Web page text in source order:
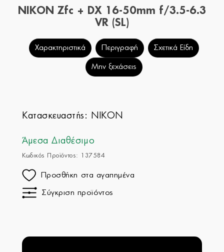
NIKON Zfc + DX 16-50mm f/3.5-6.3
VR (SL)
Χαρακτηριστικά Περιγραφή Σχετικά Είδη
Μην ξεχάσεις
Κατασκευαστής: NIKON
Άμεσα Διαθέσιμο
Κωδικός Προϊόντος: 137584
Προσθήκη στα αγαπημένα
Σύγκριση προϊόντος